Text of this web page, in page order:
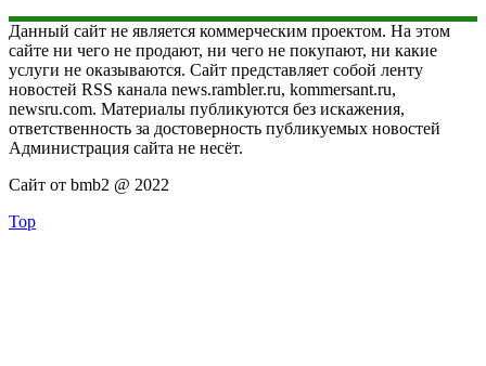
Данный сайт не является коммерческим проектом. На этом
сайте ни чего не продают, ни чего не покупают, ни какие
услуги не оказываются. Сайт представляет собой ленту
новостей RSS канала news.rambler.ru, kommersant.ru,
newsru.com. Материалы публикуются без искажения,
ответственность за достоверность публикуемых новостей
Администрация сайта не несёт.
Сайт от bmb2 @ 2022
Top